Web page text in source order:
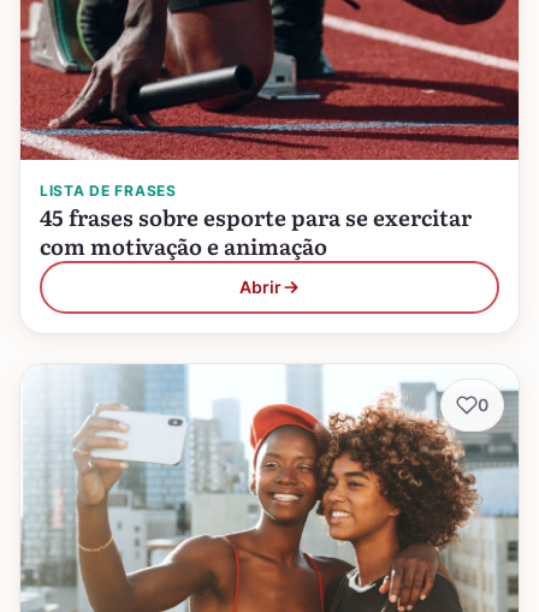
LISTA DE FRASES
45 frases sobre esporte para se exercitar
com motivação e animação
Abrir
0